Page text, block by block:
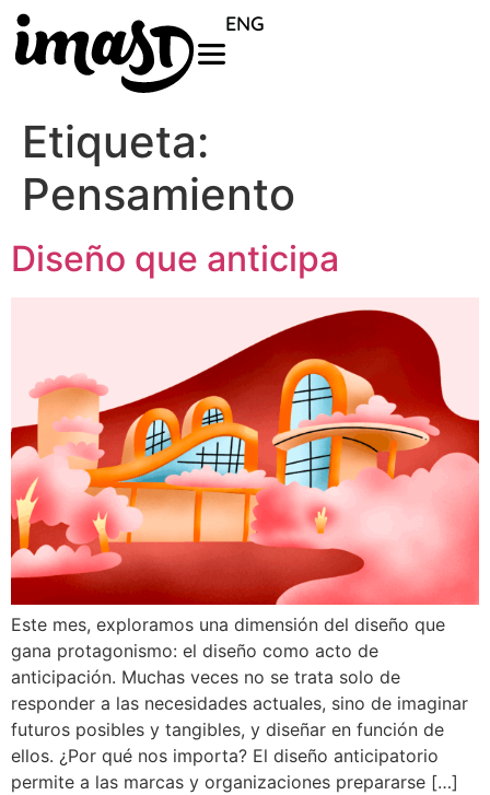
ENG
Etiqueta:
Pensamiento
Diseño que anticipa
Este mes, exploramos una dimensión del diseño que
gana protagonismo: el diseño como acto de
anticipación. Muchas veces no se trata solo de
responder a las necesidades actuales, sino de imaginar
futuros posibles y tangibles, y diseñar en función de
ellos. ¿Por qué nos importa? El diseño anticipatorio
permite a las marcas y organizaciones prepararse […]